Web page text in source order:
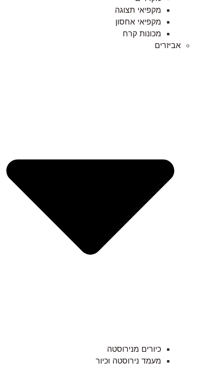
מקפיאי תצוגה
מקפיאי אחסון
מכונות קרח
אביזרים
כיורים מנירוסטה
מעמד נירוסטה וכיור